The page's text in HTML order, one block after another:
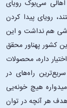
سی‌بوک رویای
رویای پیدا کردن
هم نداشت و این
کشور پهناور محقق
داره، محصولات
راه‌های در
هیچ خونه‌یی
هر آنچه در توان